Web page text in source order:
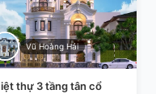
Vũ Hoàng Hải
thự 3 tầng tân cổ